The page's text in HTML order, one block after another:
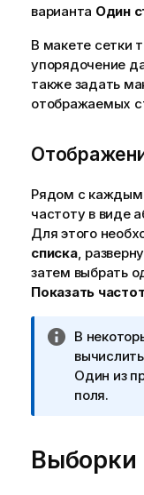
варианта Один
В макете сетки
упорядочение
также задать
отображаемых
Рядом с каждым
частоту в виде
Для этого
списка,
затем выбрать
Показать
П
р
и
м
а
н
В
Один из
поля.
Выборки